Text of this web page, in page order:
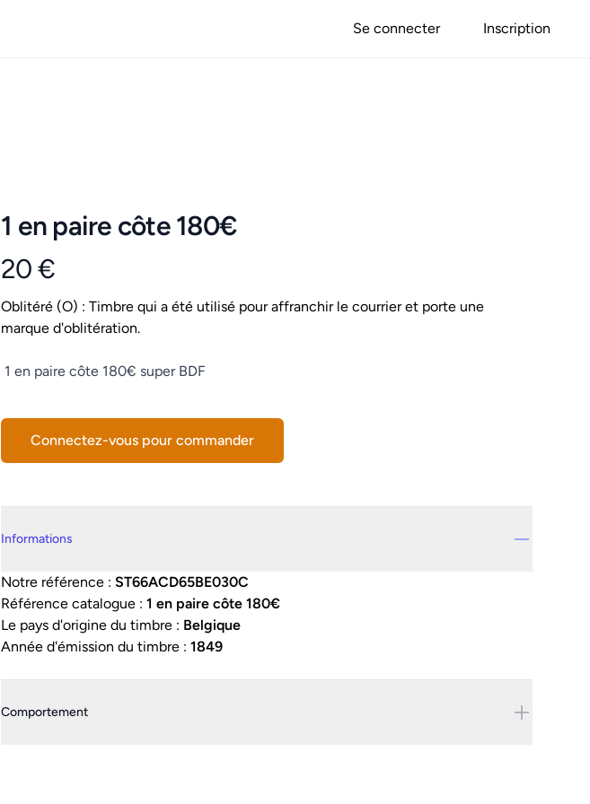
Se connecter Inscription
1 en paire côte 180€
Product information
20 €
Conditions
Oblitéré (O) : Timbre qui a été utilisé pour affranchir le courrier et porte une
marque d'oblitération.
Description
1 en paire côte 180€ super BDF
Connectez-vous pour commander
Informations
Notre référence : ST66ACD65BE030C
Référence catalogue : 1 en paire côte 180€
Le pays d'origine du timbre : Belgique
Année d'émission du timbre : 1849
Comportement